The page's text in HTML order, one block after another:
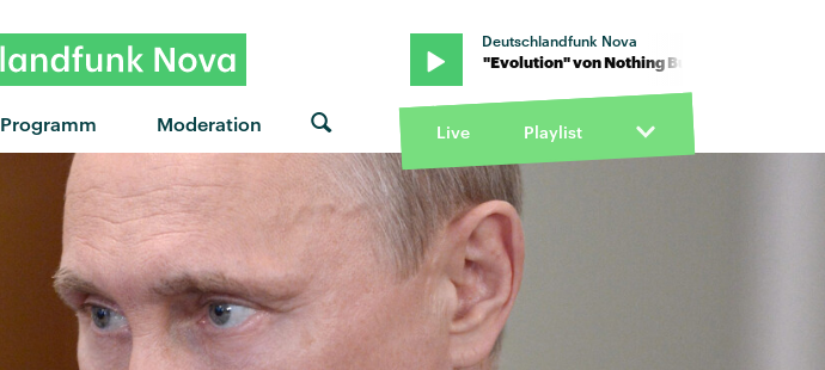
Programm Moderation
Deutschlandfunk Nova
"Evolution" von Nothing But Thieves · "Evolution" von Nothing But Thieves · "Evolution" von
Live Playlist